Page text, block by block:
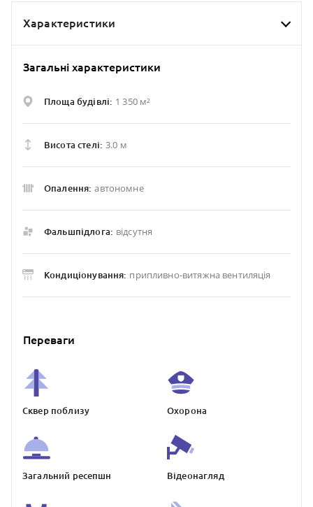
Характеристики
Загальні характеристики
Площа будівлі: 1 350 м²
Висота стелі: 3.0 м
Опалення: автономне
Фальшпідлога: відсутня
Кондиціонування: припливно-витяжна вентиляція
Переваги
Сквер поблизу Охорона
Загальний ресепшн Відеонагляд